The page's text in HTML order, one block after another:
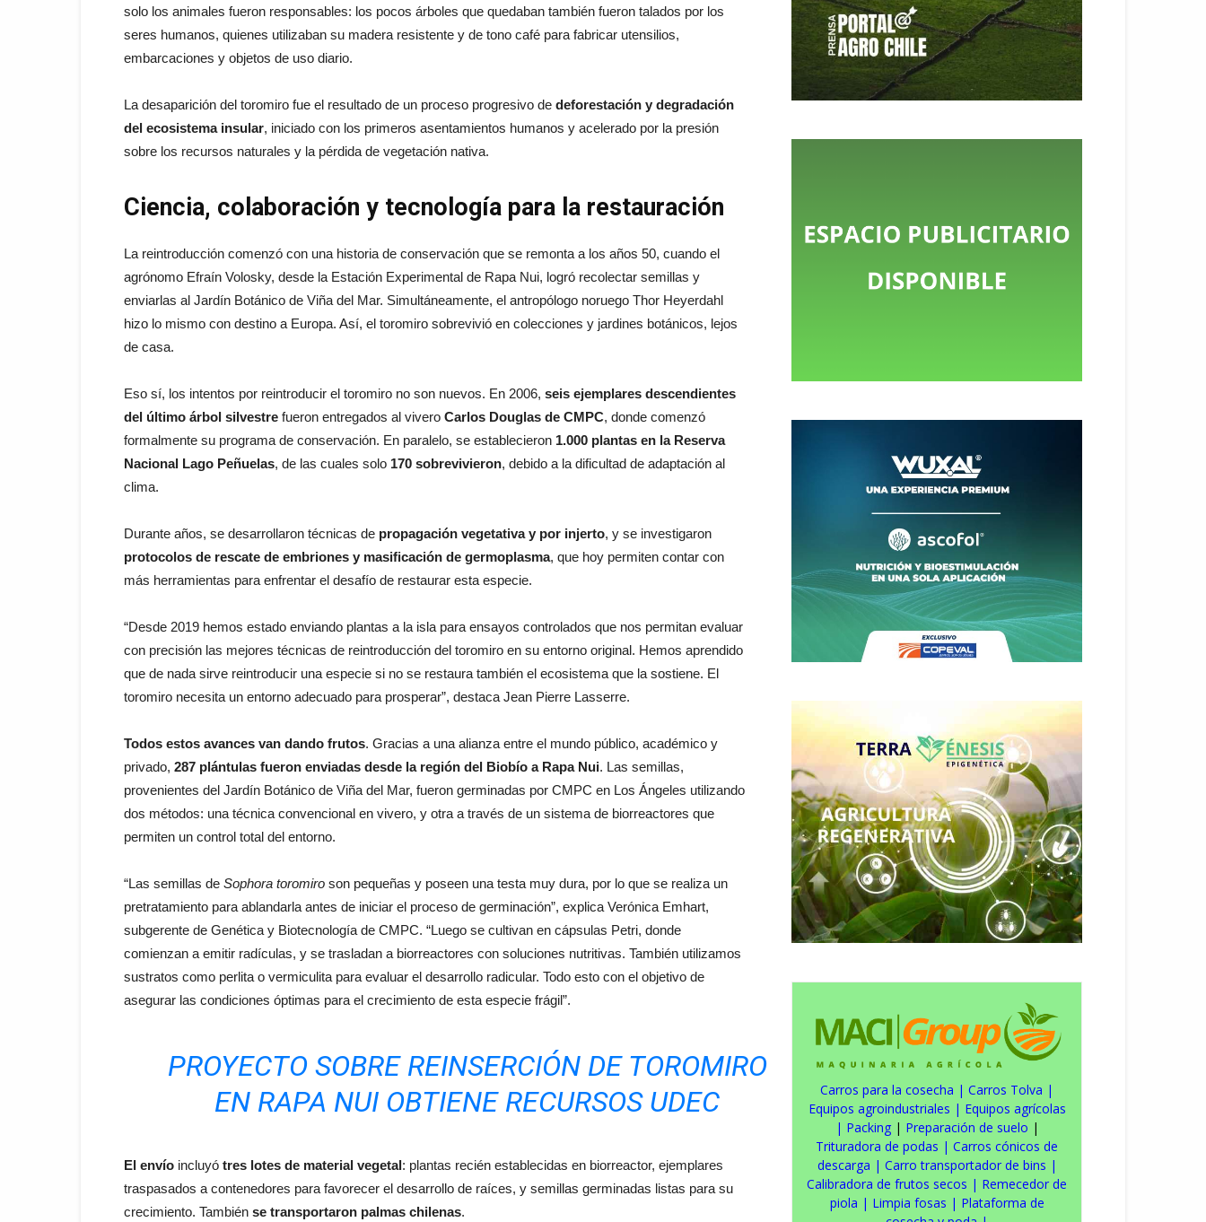
solo los animales fueron responsables: los pocos árboles que quedaban también fueron talados por los
seres humanos, quienes utilizaban su madera resistente y de tono café para fabricar utensilios,
embarcaciones y objetos de uso diario.
La desaparición del toromiro fue el resultado de un proceso progresivo de deforestación y degradación
del ecosistema insular, iniciado con los primeros asentamientos humanos y acelerado por la presión
sobre los recursos naturales y la pérdida de vegetación nativa.
Ciencia, colaboración y tecnología para la restauración
La reintroducción comenzó con una historia de conservación que se remonta a los años 50, cuando el
agrónomo Efraín Volosky, desde la Estación Experimental de Rapa Nui, logró recolectar semillas y
enviarlas al Jardín Botánico de Viña del Mar. Simultáneamente, el antropólogo noruego Thor Heyerdahl
hizo lo mismo con destino a Europa. Así, el toromiro sobrevivió en colecciones y jardines botánicos, lejos
de casa.
Eso sí, los intentos por reintroducir el toromiro no son nuevos. En 2006, seis ejemplares descendientes
del último árbol silvestre fueron entregados al vivero Carlos Douglas de CMPC, donde comenzó
formalmente su programa de conservación. En paralelo, se establecieron 1.000 plantas en la Reserva
Nacional Lago Peñuelas, de las cuales solo 170 sobrevivieron, debido a la dificultad de adaptación al
clima.
Durante años, se desarrollaron técnicas de propagación vegetativa y por injerto, y se investigaron
protocolos de rescate de embriones y masificación de germoplasma, que hoy permiten contar con
más herramientas para enfrentar el desafío de restaurar esta especie.
“Desde 2019 hemos estado enviando plantas a la isla para ensayos controlados que nos permitan evaluar
con precisión las mejores técnicas de reintroducción del toromiro en su entorno original. Hemos aprendido
que de nada sirve reintroducir una especie si no se restaura también el ecosistema que la sostiene. El
toromiro necesita un entorno adecuado para prosperar”, destaca Jean Pierre Lasserre.
Todos estos avances van dando frutos. Gracias a una alianza entre el mundo público, académico y
privado, 287 plántulas fueron enviadas desde la región del Biobío a Rapa Nui. Las semillas,
provenientes del Jardín Botánico de Viña del Mar, fueron germinadas por CMPC en Los Ángeles utilizando
dos métodos: una técnica convencional en vivero, y otra a través de un sistema de biorreactores que
permiten un control total del entorno.
“Las semillas de Sophora toromiro son pequeñas y poseen una testa muy dura, por lo que se realiza un
pretratamiento para ablandarla antes de iniciar el proceso de germinación”, explica Verónica Emhart,
subgerente de Genética y Biotecnología de CMPC. “Luego se cultivan en cápsulas Petri, donde
comienzan a emitir radículas, y se trasladan a biorreactores con soluciones nutritivas. También utilizamos
sustratos como perlita o vermiculita para evaluar el desarrollo radicular. Todo esto con el objetivo de
asegurar las condiciones óptimas para el crecimiento de esta especie frágil”.
PROYECTO SOBRE REINSERCIÓN DE TOROMIRO
EN RAPA NUI OBTIENE RECURSOS UDEC
El envío incluyó tres lotes de material vegetal: plantas recién establecidas en biorreactor, ejemplares
traspasados a contenedores para favorecer el desarrollo de raíces, y semillas germinadas listas para su
crecimiento. También se transportaron palmas chilenas.
Carros para la cosecha | Carros Tolva |
Equipos agroindustriales | Equipos agrícolas
| Packing| Preparación de suelo |
Trituradora de podas | Carros cónicos de
descarga | Carro transportador de bins |
Calibradora de frutos secos | Remecedor de
piola | Limpia fosas | Plataforma de